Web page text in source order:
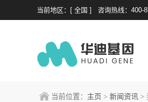
当前地区：[ 全国 ] 咨询热线：400-
当前位置： 主页 > 新闻资讯 >